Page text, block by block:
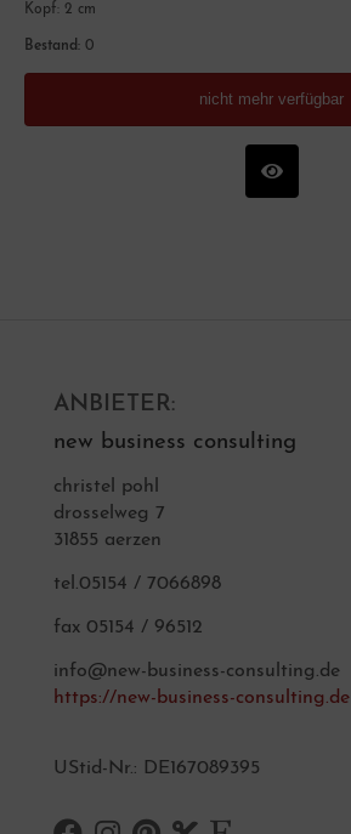
Kopf: 2 cm
Bestand: 0
nicht mehr verfügbar
ANBIETER:
new business consulting
christel pohl
drosselweg 7
31855 aerzen
tel.05154 / 7066898
fax 05154 / 96512
info@new-business-consulting.de
https://new-business-consulting.de
UStid-Nr.: DE167089395